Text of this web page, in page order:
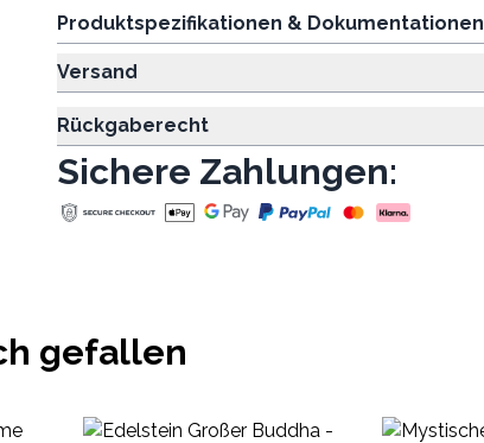
Produktspezifikationen & Dokumentationen
Versand
Rückgaberecht
Sichere Zahlungen:
gefallen